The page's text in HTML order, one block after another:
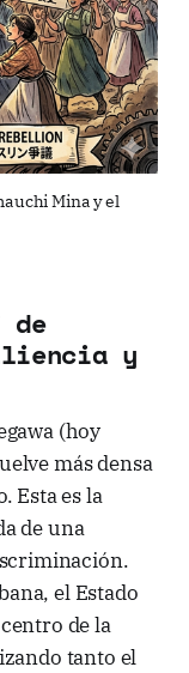
Mina y el
de
y
(hoy
más densa
Esta es la
de una
el Estado
de la
tanto el